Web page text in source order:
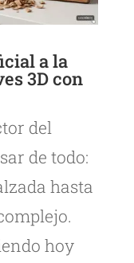
a la
3D con
del
de todo:
hasta
hoy